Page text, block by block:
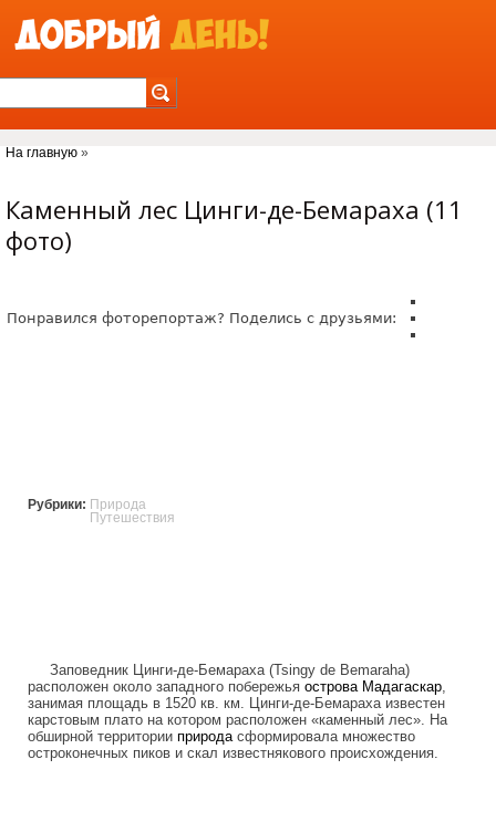
На главную »
Каменный лес Цинги-де-Бемараха (11
фото)
Понравился фоторепортаж? Поделись с друзьями:
Рубрики: Природа
Путешествия
Заповедник Цинги-де-Бемараха (Tsingy de Bemaraha)
расположен около западного побережья острова Мадагаскар
занимая площадь в 1520 кв. км. Цинги-де-Бемараха известен
карстовым плато на котором расположен «каменный лес». На
обширной территории природа сформировала множество
остроконечных пиков и скал известнякового происхождения.